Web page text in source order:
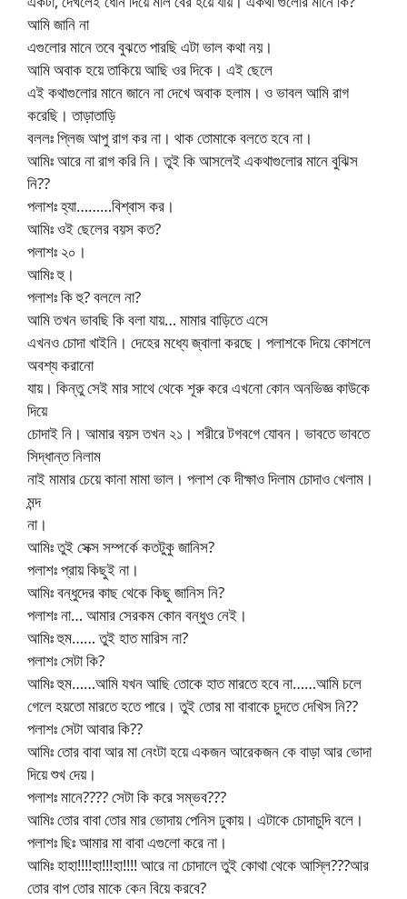
আমি জানি না
এগুলোর মানে তবে বুঝতে পারছি এটা ভাল কথা নয়।
আমি অবাক হয়ে তাকিয়ে আছি ওর দিকে। এই ছেলে
এই কথাগুলোর মানে জানে না দেখে অবাক হলাম। ও ভাবল আমি রাগ
করেছি। তাড়াতাড়ি
বললঃ প্লিজ আপু রাগ কর না। থাক তোমাকে বলতে হবে না।
আমিঃ আরে না রাগ করি নি। তুই কি আসলেই একথাগুলোর মানে বুঝিস
নি??
পলাশঃ হ্যা………বিশ্বাস কর।
আমিঃ ওই ছেলের বয়স কত?
পলাশঃ ২০।
আমিঃ হু।
পলাশঃ কি হু? বললে না?
আমি তখন ভাবছি কি বলা যায়… মামার বাড়িতে এসে
এখনও চোদা খাইনি। দেহের মধ্যে জ্বালা করছে। পলাশকে দিয়ে কোশলে
অবশ্য করানো
যায়। কিন্তু সেই মার সাথে থেকে শূরু করে এখনো কোন অনভিজ্ঞ কাউকে
দিয়ে
চোদাই নি। আমার বয়স তখন ২১। শরীরে টগবগে যোবন। ভাবতে ভাবতে
সিদ্ধান্ত নিলাম
নাই মামার চেয়ে কানা মামা ভাল। পলাশ কে দীক্ষাও দিলাম চোদাও খেলাম।
মন্দ
না।
আমিঃ তুই সেক্স সম্পর্কে কতটুকু জানিস?
পলাশঃ প্রায় কিছুই না।
আমিঃ বন্ধুদের কাছ থেকে কিছু জানিস নি?
পলাশঃ না… আমার সেরকম কোন বন্ধুও নেই।
আমিঃ হুম…… তুই হাত মারিস না?
পলাশঃ সেটা কি?
আমিঃ হুম……আমি যখন আছি তোকে হাত মারতে হবে না……আমি চলে
গেলে হয়তো মারতে হতে পারে। তুই তোর মা বাবাকে চুদতে দেখিস নি??
পলাশঃ সেটা আবার কি??
আমিঃ তোর বাবা আর মা নেংটা হয়ে একজন আরেকজন কে বাড়া আর ভোদা
দিয়ে শুখ দেয়।
পলাশঃ মানে???? সেটা কি করে সম্ভব???
আমিঃ তোর বাবা তোর মার ভোদায় পেনিস ঢুকায়। এটাকে চোদাচুদি বলে।
পলাশঃ ছিঃ আমার মা বাবা এগুলো করে না।
আমিঃ হাহা!!!!হা!!!হা!!!! আরে না চোদালে তুই কোথা থেকে আস্লি???আর
তোর বাপ তোর মাকে কেন বিয়ে করবে?